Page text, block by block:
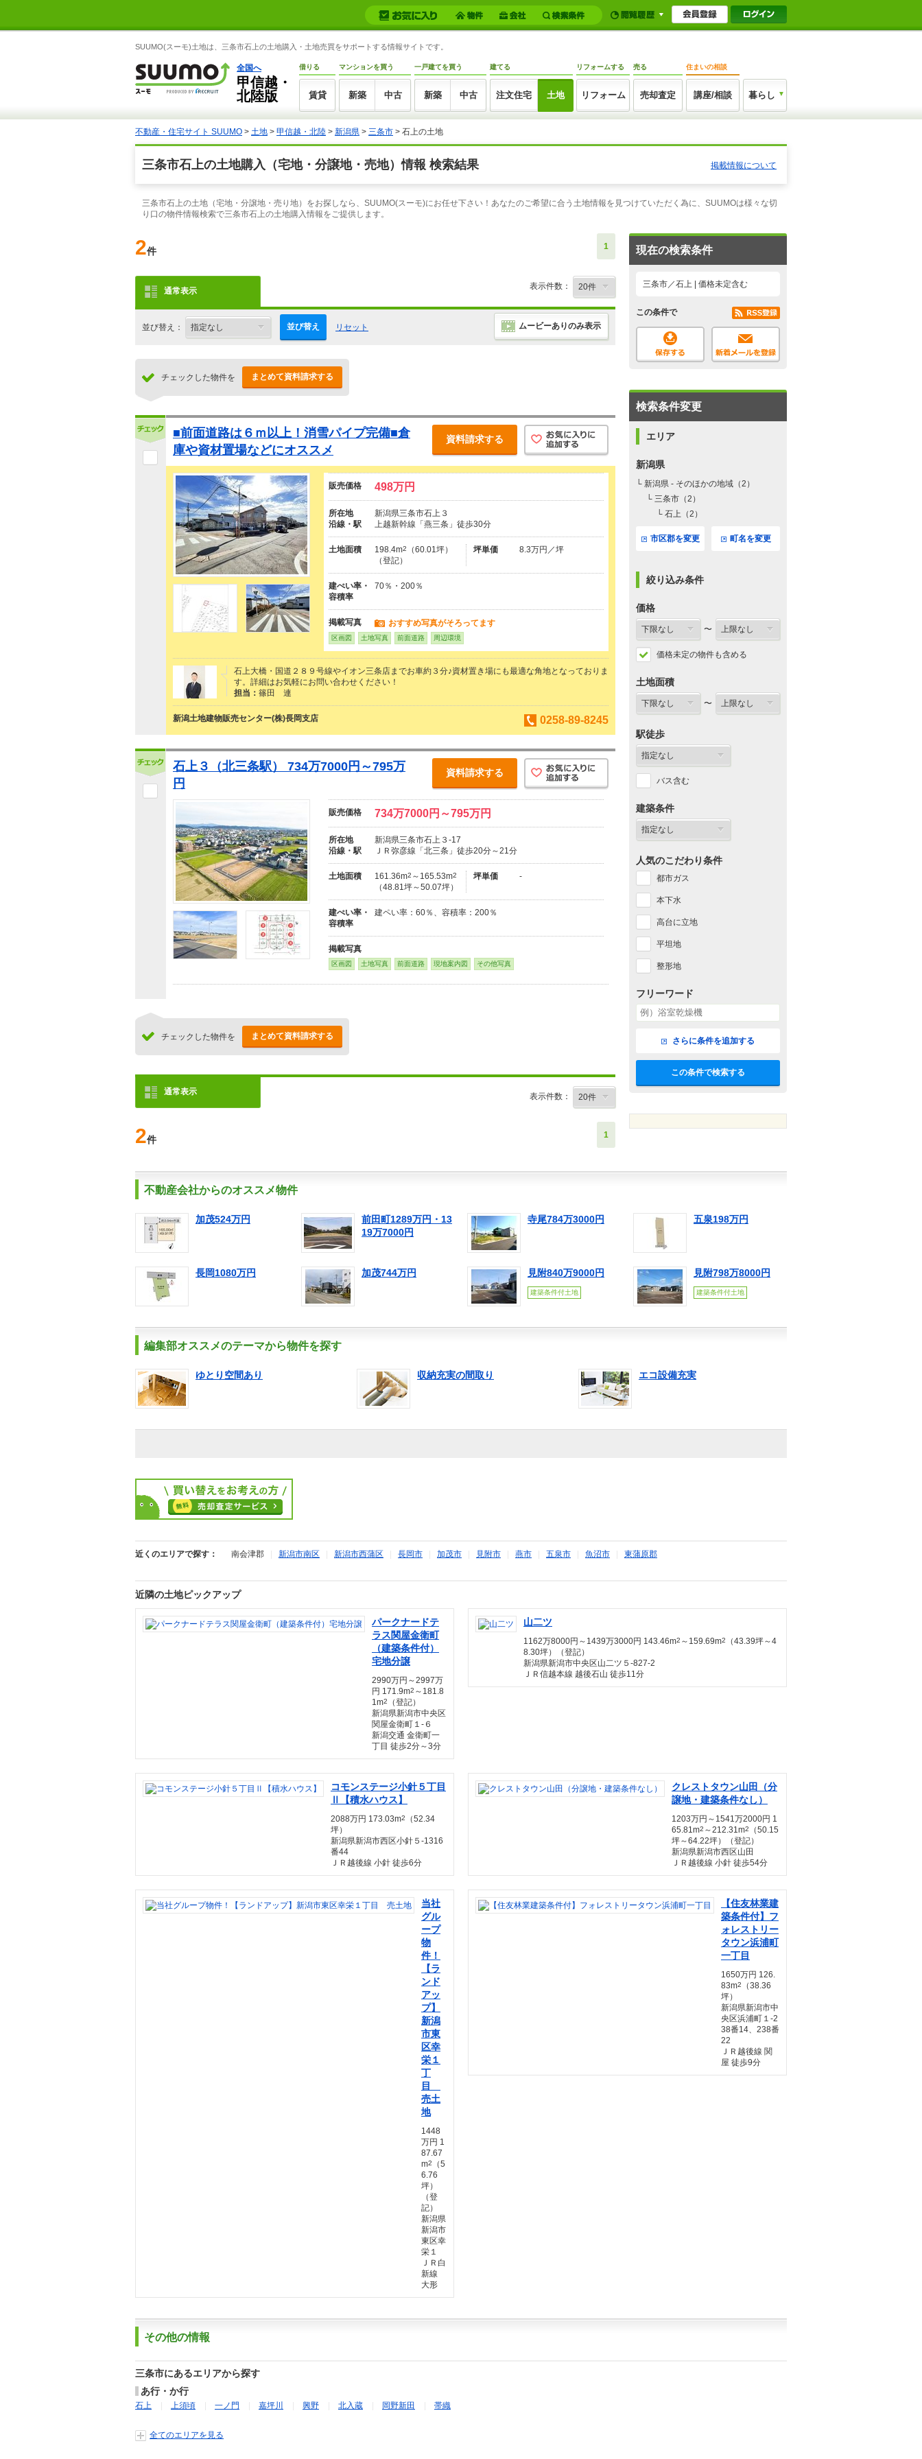
SUUMO(スーモ)土地は、三条市石上の土地購入・土地売買をサポートする情報サイトです。
全国へ
甲信越・
北陸版
借りる
賃貸
マンションを買う
新築 中古
一戸建てを買う
新築 中古
建てる
注文住宅 土地
リフォームする
リフォーム
売る
売却査定
住まいの相談
講座/相談 暮らし
不動産・住宅サイト SUUMO > 土地 > 甲信越・北陸 > 新潟県 > 三条市 > 石上の土地
三条市石上の土地購入（宅地・分譲地・売地）情報 検索結果 掲載情報について
三条市石上の土地（宅地・分譲地・売り地）をお探しなら、SUUMO(スーモ)にお任せ下さい！あなたのご希望に合う土地情報を見つけていただく為に、SUUMOは様々な切
り口の物件情報検索で三条市石上の土地購入情報をご提供します。
2件 1
通常表示 表示件数：
並び替え： 並び替え リセット ムービーありのみ表示
チェックした物件を まとめて資料請求する
■前面道路は６ｍ以上！消雪パイプ完備■倉
庫や資材置場などにオススメ
資料請求する
販売価格 498万円
所在地
新潟県三条市石上３
沿線・駅
上越新幹線「燕三条」徒歩30分
土地面積 198.4m2
（60.01坪）
（登記）
坪単価 8.3万円／坪
建ぺい率・
容積率
70％・200％
掲載写真 おすすめ写真がそろってます
区画図 土地写真 前面道路 周辺環境
石上大橋・国道２８９号線やイオン三条店までお車約３分♪資材置き場にも最適な角地となっておりま
す。詳細はお気軽にお問い合わせください！
担当： 篠田 連
新潟土地建物販売センター(株)長岡支店 0258-89-8245
石上３（北三条駅） 734万7000円～795万
円
資料請求する
販売価格 734万7000円～795万円
所在地
新潟県三条市石上３-17
沿線・駅
ＪＲ弥彦線「北三条」徒歩20分～21分
土地面積 161.36m2 ～165.53m2
（48.81坪～50.07坪）
坪単価 -
建ぺい率・
容積率
建ペい率：60％、容積率：200％
掲載写真
区画図 土地写真 前面道路 現地案内図 その他写真
チェックした物件を まとめて資料請求する
通常表示 表示件数：
2件 1
現在の検索条件
三条市／石上 | 価格未定含む
この条件で
検索条件変更
エリア
新潟県
└ 新潟県 - そのほかの地域（2）
└ 三条市（2）
└ 石上（2）
市区郡を変更 町名を変更
絞り込み条件
価格
〜
価格未定の物件も含める
土地面積
〜
駅徒歩
バス含む
建築条件
人気のこだわり条件
都市ガス
本下水
高台に立地
平坦地
整形地
フリーワード
さらに条件を追加する
この条件で検索する
不動産会社からのオススメ物件
加茂524万円
前田町1289万円・13
19万7000円
寺尾784万3000円 五泉198万円
長岡1080万円 加茂744万円 見附840万9000円
建築条件付土地
見附798万8000円
建築条件付土地
編集部オススメのテーマから物件を探す
ゆとり空間あり 収納充実の間取り エコ設備充実
近くのエリアで探す： 南会津郡 新潟市南区 新潟市西蒲区 長岡市 加茂市 見附市 燕市 五泉市 魚沼市 東蒲原郡
近隣の土地ピックアップ
パークナードテ
ラス関屋金衛町
（建築条件付）
宅地分譲
2990万円～2997万
円 171.9m2 ～181.8
1m2
（登記）
新潟県新潟市中央区
関屋金衛町１-６
新潟交通 金衛町一
丁目 徒歩2分～3分
山二ツ
1162万8000円～1439万3000円 143.46m2 ～159.69m2
（43.39坪～4
8.30坪）（登記）
新潟県新潟市中央区山二ツ５-827-2
ＪＲ信越本線 越後石山 徒歩11分
コモンステージ小針５丁目
Ⅱ【積水ハウス】
2088万円 173.03m2
（52.34
坪）
新潟県新潟市西区小針５-1316
番44
ＪＲ越後線 小針 徒歩6分
クレストタウン山田（分
譲地・建築条件なし）
1203万円～1541万2000円 1
65.81m2 ～212.31m2
（50.15
坪～64.22坪）（登記）
新潟県新潟市西区山田
ＪＲ越後線 小針 徒歩54分
当社
グル
ープ
物
件！
【ラ
ンド
アッ
プ】
新潟
市東
区幸
栄１
丁
目
売土
地
1448
万円 1
87.67
m2
（5
6.76
坪）
（登
記）
新潟県
新潟市
東区幸
栄１
ＪＲ白
新線
大形
【住友林業建
築条件付】フ
ォレストリー
タウン浜浦町
一丁目
1650万円 126.
83m2
（38.36
坪）
新潟県新潟市中
央区浜浦町１-2
38番14、238番
22
ＪＲ越後線 関
屋 徒歩9分
その他の情報
三条市にあるエリアから探す
あ行・か行
石上 上須頃 一ノ門 嘉坪川 興野 北入蔵 岡野新田 帯織
全てのエリアを見る